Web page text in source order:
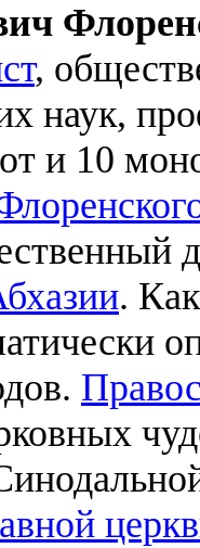
,
наук,
и 10
.